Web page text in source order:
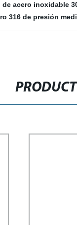
acero inoxidable
316 de presión